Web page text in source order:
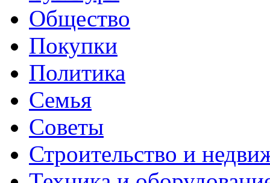
Общество
Покупки
Политика
Семья
Советы
Строительство и